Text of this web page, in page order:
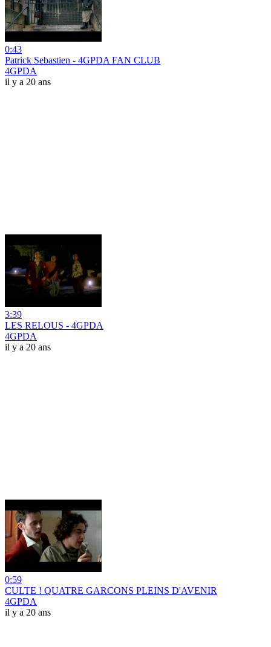
0:43
Patrick Sebastien - 4GPDA FAN CLUB
4GPDA
il y a 20 ans
3:39
LES RELOUS - 4GPDA
4GPDA
il y a 20 ans
0:59
CULTE ! QUATRE GARCONS PLEINS D'AVENIR
4GPDA
il y a 20 ans